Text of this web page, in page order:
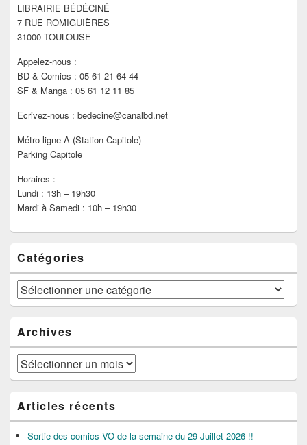
barre
latérale
LIBRAIRIE BÉDÉCINÉ
7 RUE ROMIGUIÈRES
31000 TOULOUSE
Appelez-nous :
BD & Comics : 05 61 21 64 44
SF & Manga : 05 61 12 11 85
Ecrivez-nous : bedecine@canalbd.net
Métro ligne A (Station Capitole)
Parking Capitole
Horaires :
Lundi : 13h – 19h30
Mardi à Samedi : 10h – 19h30
Catégories
Catégories
Archives
Archives
Articles récents
Sortie des comics VO de la semaine du 29 Juillet 2026 !!